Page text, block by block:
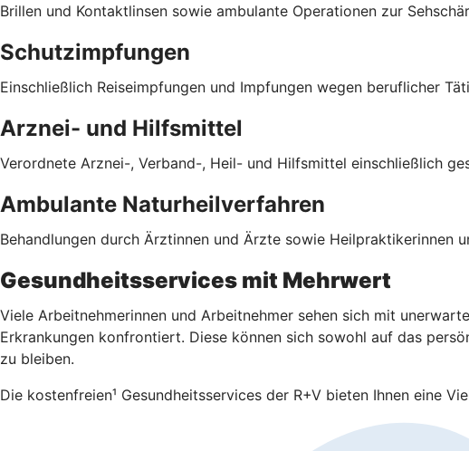
Brillen und Kontaktlinsen sowie ambulante Operationen zur
Schutzimpfungen
Einschließlich Reiseimpfungen und Impfungen wegen beruflicher
Arznei- und Hilfsmittel
Verordnete Arznei-, Verband-, Heil- und Hilfsmittel einschließlich
Ambulante Naturheilverfahren
Behandlungen durch Ärztinnen und Ärzte sowie Heilpraktikerinnen
Gesundheitsservices mit Mehrwert
Viele Arbeitnehmerinnen und Arbeitnehmer sehen sich mit
Erkrankungen konfrontiert. Diese können sich sowohl auf das
zu bleiben.
Die kostenfreien¹ Gesundheitsservices der R+V bieten Ihnen eine